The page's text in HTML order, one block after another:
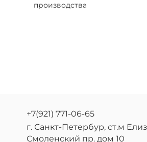
производства
+7(921) 771-06-65
г. Санкт-Петербур, ст.м
Смоленский пр. дом 10